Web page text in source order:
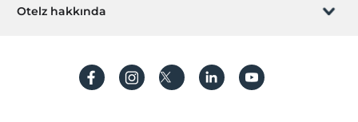
Sıkça sorulan sorular
Hesap oluştur
Hemen tesisinizi ekleyin
Otelz hakkında